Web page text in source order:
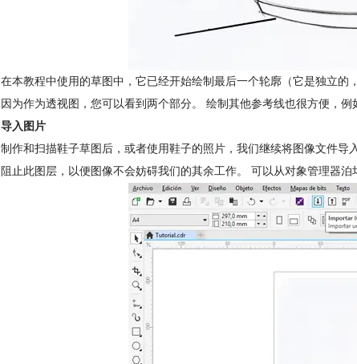
在本教程中使用的草图中，它已经开始绘制最后一个轮廓（它是独立
因为作为透视图，您可以看到两个部分。 绘制其他参考线也很方便，例
导入图片
制作和扫描鞋子草图后，或者使用鞋子的照片，我们继续将图像文件导
阻止此图层，以便图像不会妨碍我们的其余工作。 可以从对象管理器泊